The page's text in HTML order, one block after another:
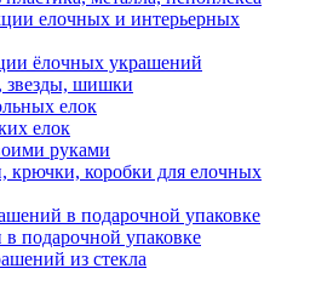
елочных и интерьерных
ёлочных украшений
звезды, шишки
елок
елок
руками
крючки, коробки для елочных
в подарочной упаковке
подарочной упаковке
из стекла